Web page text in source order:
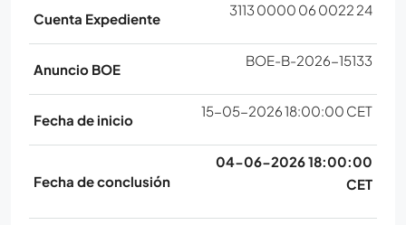
Cuenta Expediente
3113 0000 06 0022 24
Anuncio BOE
BOE-B-2026-15133
Fecha de inicio
15-05-2026 18:00:00 CET
Fecha de conclusión
04-06-2026 18:00:00
CET